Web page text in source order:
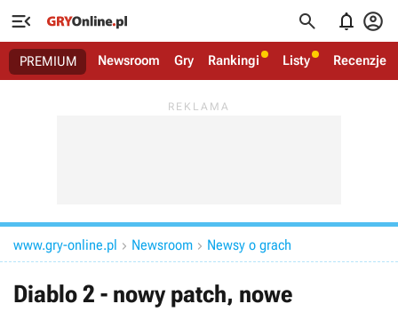
   
PREMIUM Newsroom Gry Rankingi Listy Recenzje
www.gry-online.pl  Newsroom  Newsy o grach
Diablo 2 - nowy patch, nowe